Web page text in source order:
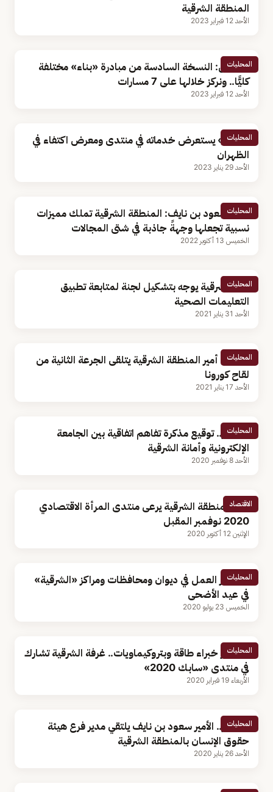
المنطقة الشرقية
الأحد 12 فبراير 2023
المحليات
مسؤول: النسخة السادسة من مبادرة «بناء» مختلفة
كليًّا.. ونركز خلالها على 7 مسارات
الأحد 12 فبراير 2023
المحليات
«سبل» يستعرض خدماته في منتدى ومعرض اكتفاء في
الظهران
الأحد 29 يناير 2023
المحليات
الأمير سعود بن نايف: المنطقة الشرقية تملك مميزات
نسبية تجعلها وجهةً جاذبة في شتى المجالات
الخميس 13 أكتوبر 2022
المحليات
أمير الشرقية يوجه بتشكيل لجنة لمتابعة تطبيق
التعليمات الصحية
الأحد 31 يناير 2021
المحليات
فيديو.. أمير المنطقة الشرقية يتلقى الجرعة الثانية من
لقاح كورونا
الأحد 17 يناير 2021
المحليات
بالصور.. توقيع مذكرة تفاهم اتفاقية بين الجامعة
الإلكترونية وأمانة الشرقية
الأحد 8 نوفمبر 2020
الاقتصاد
أمير المنطقة الشرقية يرعى منتدى المرأة الاقتصادي
2020 نوفمبر المقبل
الإثنين 12 أكتوبر 2020
المحليات
استمرار العمل في ديوان ومحافظات ومراكز «الشرقية»
في عيد الأضحى
الخميس 23 يوليو 2020
المحليات
بحضور خبراء طاقة وبتروكيماويات.. غرفة الشرقية تشارك
في منتدى «سابك 2020»
الأربعاء 19 فبراير 2020
المحليات
بالصور.. الأمير سعود بن نايف يلتقي مدير فرع هيئة
حقوق الإنسان بالمنطقة الشرقية
الأحد 26 يناير 2020